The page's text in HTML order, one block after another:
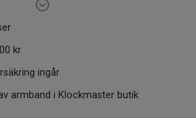
klockor till
Utforska vårt
upptäck klockor från
till överkomliga
kr
ingår
armband i Klockmaster butik